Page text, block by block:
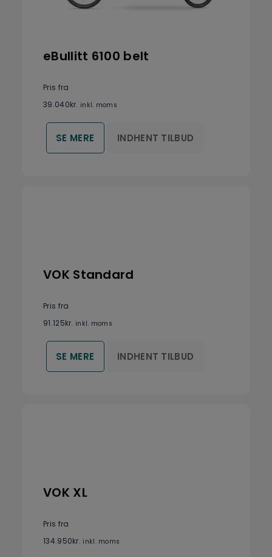
eBullitt 6100 belt
Pris fra
39.040kr. inkl. moms
SE MERE INDHENT TILBUD
VOK Standard
Pris fra
91.125kr. inkl. moms
SE MERE INDHENT TILBUD
VOK XL
Pris fra
134.950kr. inkl. moms